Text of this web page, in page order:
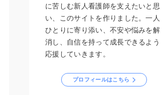
に苦しむ新人看護師を支えたいと思
い、このサイトを作りました。一人
ひとりに寄り添い、不安や悩みを解
消し、自信を持って成長できるよう
応援していきます。
プロフィールはこちら